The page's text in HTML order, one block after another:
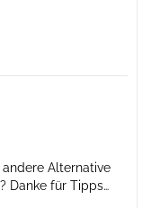
Alternative
Danke für Tipps…